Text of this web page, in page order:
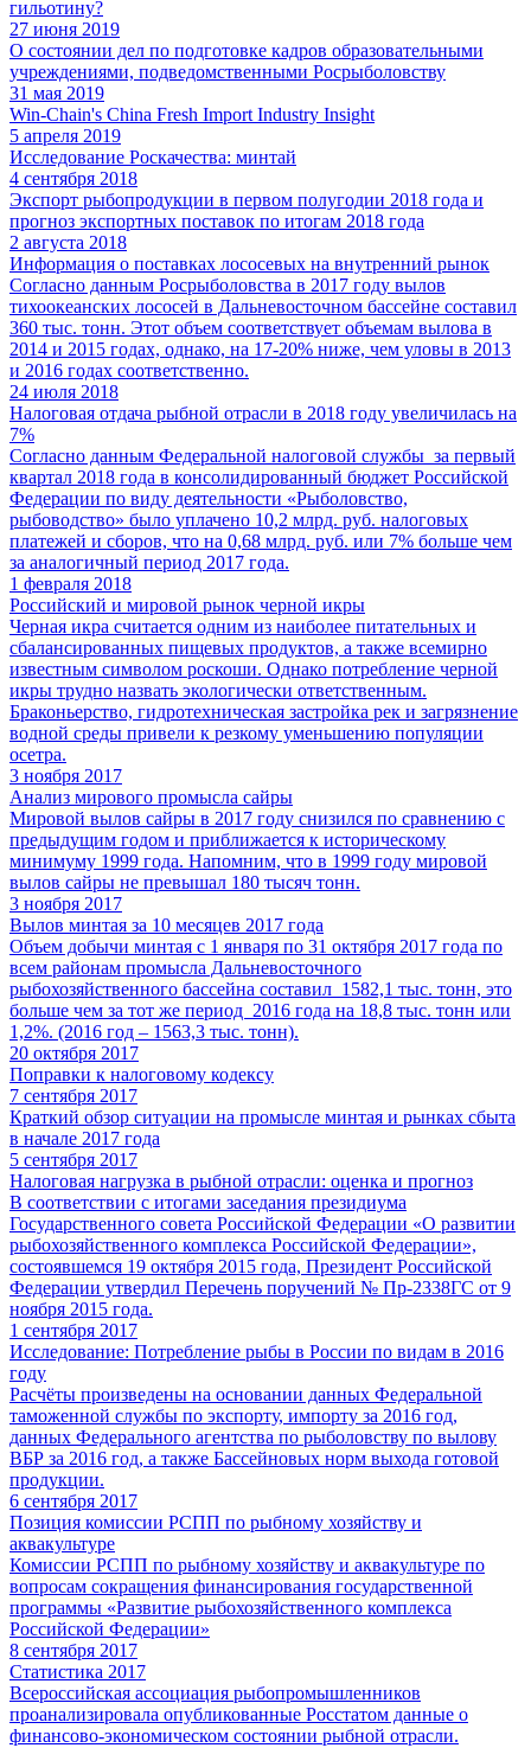
гильотину?
27 июня 2019
О состоянии дел по подготовке кадров образовательными
учреждениями, подведомственными Росрыболовству
31 мая 2019
Win-Chain's China Fresh Import Industry Insight
5 апреля 2019
Исследование Роскачества: минтай
4 сентября 2018
Экспорт рыбопродукции в первом полугодии 2018 года и
прогноз экспортных поставок по итогам 2018 года
2 августа 2018
Информация о поставках лососевых на внутренний рынок
Согласно данным Росрыболовства в 2017 году вылов
тихоокеанских лососей в Дальневосточном бассейне составил
360 тыс. тонн. Этот объем соответствует объемам вылова в
2014 и 2015 годах, однако, на 17-20% ниже, чем уловы в 2013
и 2016 годах соответственно.
24 июля 2018
Налоговая отдача рыбной отрасли в 2018 году увеличилась на
7%
Согласно данным Федеральной налоговой службы за первый
квартал 2018 года в консолидированный бюджет Российской
Федерации по виду деятельности «Рыболовство,
рыбоводство» было уплачено 10,2 млрд. руб. налоговых
платежей и сборов, что на 0,68 млрд. руб. или 7% больше чем
за аналогичный период 2017 года.
1 февраля 2018
Российский и мировой рынок черной икры
Черная икра считается одним из наиболее питательных и
сбалансированных пищевых продуктов, а также всемирно
известным символом роскоши. Однако потребление черной
икры трудно назвать экологически ответственным.
Браконьерство, гидротехническая застройка рек и загрязнение
водной среды привели к резкому уменьшению популяции
осетра.
3 ноября 2017
Анализ мирового промысла сайры
Мировой вылов сайры в 2017 году снизился по сравнению с
предыдущим годом и приближается к историческому
минимуму 1999 года. Напомним, что в 1999 году мировой
вылов сайры не превышал 180 тысяч тонн.
3 ноября 2017
Вылов минтая за 10 месяцев 2017 года
Объем добычи минтая с 1 января по 31 октября 2017 года по
всем районам промысла Дальневосточного
рыбохозяйственного бассейна составил 1582,1 тыс. тонн, это
больше чем за тот же период 2016 года на 18,8 тыс. тонн или
1,2%. (2016 год – 1563,3 тыс. тонн).
20 октября 2017
Поправки к налоговому кодексу
7 сентября 2017
Краткий обзор ситуации на промысле минтая и рынках сбыта
в начале 2017 года
5 сентября 2017
Налоговая нагрузка в рыбной отрасли: оценка и прогноз
В соответствии с итогами заседания президиума
Государственного совета Российской Федерации «О развитии
рыбохозяйственного комплекса Российской Федерации»,
состоявшемся 19 октября 2015 года, Президент Российской
Федерации утвердил Перечень поручений № Пр-2338ГС от 9
ноября 2015 года.
1 сентября 2017
Исследование: Потребление рыбы в России по видам в 2016
году
Расчёты произведены на основании данных Федеральной
таможенной службы по экспорту, импорту за 2016 год,
данных Федерального агентства по рыболовству по вылову
ВБР за 2016 год, а также Бассейновых норм выхода готовой
продукции.
6 сентября 2017
Позиция комиссии РСПП по рыбному хозяйству и
аквакультуре
Комиссии РСПП по рыбному хозяйству и аквакультуре по
вопросам сокращения финансирования государственной
программы «Развитие рыбохозяйственного комплекса
Российской Федерации»
8 сентября 2017
Статистика 2017
Всероссийская ассоциация рыбопромышленников
проанализировала опубликованные Росстатом данные о
финансово-экономическом состоянии рыбной отрасли.